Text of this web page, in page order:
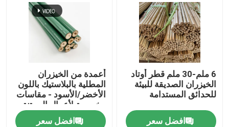
الوقايات الخيزران الفارغة
أشعل النار الخيزران
6 ملم-30 ملم قطر أوتاد
الخيزران الصديقة للبيئة
للحدائق المستدامة
افضل سعر
أعمدة من الخيزران
المطلية بالبلاستيك باللون
الأخضر/الأسود - مقاسات
مخصصة لأعمال البستنة
والديكور
افضل سعر